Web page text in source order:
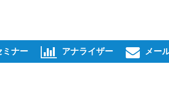
ミナー アナライザー メー